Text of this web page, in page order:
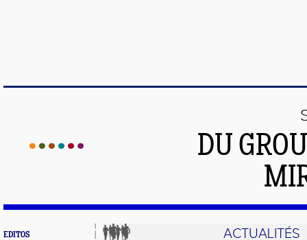
DU
EDITOS ACTUALITÉS